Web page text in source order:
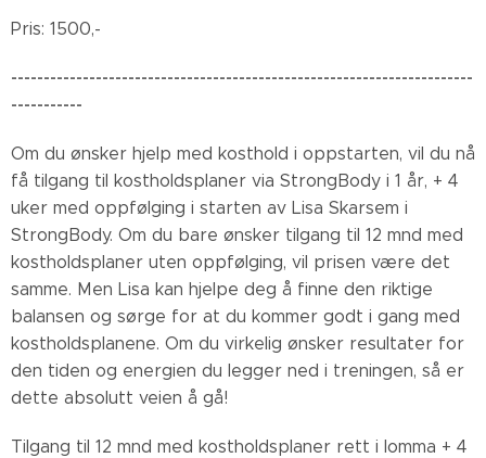
Pris: 1500,-
-----------------------------------------------------------------------
-----------
Om du ønsker hjelp med kosthold i oppstarten, vil du nå
få tilgang til kostholdsplaner via StrongBody i 1 år, + 4
uker med oppfølging i starten av Lisa Skarsem i
StrongBody. Om du bare ønsker tilgang til 12 mnd med
kostholdsplaner uten oppfølging, vil prisen være det
samme. Men Lisa kan hjelpe deg å finne den riktige
balansen og sørge for at du kommer godt i gang med
kostholdsplanene. Om du virkelig ønsker resultater for
den tiden og energien du legger ned i treningen, så er
dette absolutt veien å gå!
Tilgang til 12 mnd med kostholdsplaner rett i lomma + 4